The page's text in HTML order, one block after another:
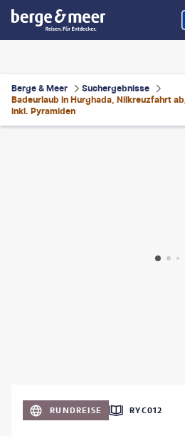
Berge & Meer
Suchergebnisse
Badeurlaub in Hurghada, Nilkreuzfahrt
inkl. Pyramiden
RUNDREISE RYC012